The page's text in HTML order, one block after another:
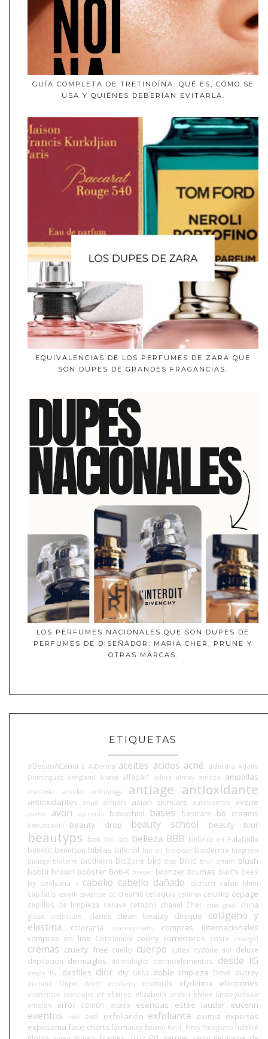
GUÍA COMPLETA DE TRETINOÍNA: QUÉ ES, CÓMO SE
USA Y QUIÉNES DEBERÍAN EVITARLA.
EQUIVALENCIAS DE LOS PERFUMES DE ZARA QUE
SON DUPES DE GRANDES FRAGANCIAS.
LOS PERFUMES NACIONALES QUE SON DUPES DE
PERFUMES DE DISEÑADOR: MARIA CHER, PRUNE Y
OTRAS MARCAS.
ETIQUETAS
#BesitoACerini a A-Derma aceites ácidos acné aderma Adolfo
Domínguez aengland Ahava alfaparf allure almay amope ampollas
anastasia ansolar anthology antiage antioxidante
antioxidantes anua armani asian skincare autobombo avene
aveno avon ayurvida bakuchiol bases basicare bb creams
beauticool beauty drop beauty school beauty tour
beautyps bek bel-lab belleza BBB belleza en Falabella
benefit benetton biblias biferdil bio oil bioclean bioderma biogreen
Biolage bioterra biotherm BioZone bkd Blas Blind blur cream blush
bobbi brown booster Boti-K breuer bronzer brumas burt's bees
by seelvana
c cabello cabello dañado cacharel
calvin klein
capilatis cavalli caviahue cc creams celiaquía celimax celulitis cepage
cepillos de limpieza cerave cetaphil chanel Cher chia graal china
glaze
cicatricure. clarins clean beauty clinique
colágeno y
elastina
colorama commonlabs
compras internacionales
compras on line Conciencia coony correctores cosrx covergirl
cremas cruelty free cuello cuerpo cutex cyzone ddf deluxe
depilacion dermaglos dermalogica dermoelementos desde IG
desde IG. desfiles dior diy DKNY doble limpieza Dove ducray
dumitié Dupe Alert ecoderm ecotools efyderma elecciones
elementos esenciales elf elixires elizabeth arden elvive Embryolisse
emolan error común escada esencias estée lauder eucerin
eventos ewe exel exfoliación exfoliante eximia expertas
exposoma face charts farmacity fascino fendi fenty ferragamo fidelité